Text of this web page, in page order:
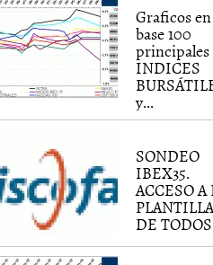
Graficos en
base 100
principales
INDICES
y...
SONDEO
IBEX35.
ACCESO A
DE